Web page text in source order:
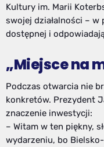
Kultury im. Marii
swojej działalności –
dostępnej i
„Miejsce na
Podczas otwarcia nie
konkretów. Prezydent
znaczenie inwestycji:
– Witam w ten piękny,
wydarzeniu, bo